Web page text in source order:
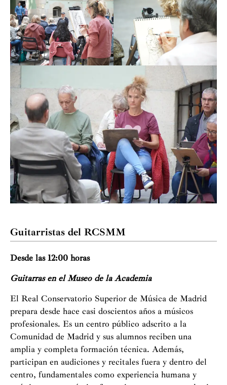
Guitarristas del RCSMM
Desde las 12:00 horas
Guitarras en el Museo de la Academia
El Real Conservatorio Superior de Música de Madrid
prepara desde hace casi doscientos años a músicos
profesionales. Es un centro público adscrito a la
Comunidad de Madrid y sus alumnos reciben una
amplia y completa formación técnica. Además,
participan en audiciones y recitales fuera y dentro del
centro, fundamentales como experiencia humana y